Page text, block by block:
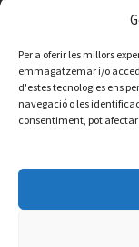
Per a oferir les millors
emmagatzemar i/o
d'estes tecnologies ens
navegació o les
consentiment, pot
© 2026